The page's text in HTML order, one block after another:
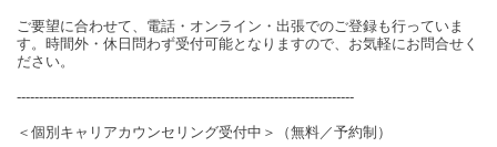
ご要望に合わせて、電話・オンライン・出張でのご登録も行っていま
す。時間外・休日問わず受付可能となりますので、お気軽にお問合せく
ださい。
----------------------------------------------------------------------------
＜個別キャリアカウンセリング受付中＞（無料／予約制）